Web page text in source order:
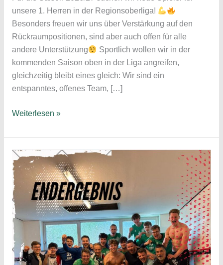
unsere 1. Herren in der Regionsoberliga!
Besonders freuen wir uns über Verstärkung auf den
Rückraumpositionen, sind aber auch offen für alle
andere Unterstützung
Sportlich wollen wir in der
kommenden Saison oben in der Liga angreifen,
gleichzeitig bleibt eines gleich: Wir sind ein
entspanntes, offenes Team, […]
Verstärkung
Weiterlesen »